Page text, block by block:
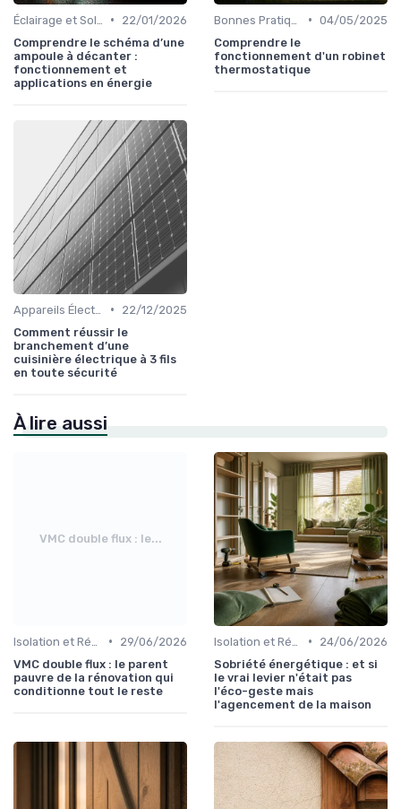
•
22/01/2026
Comprendre le schéma d’une
ampoule à décanter :
fonctionnement et
applications en énergie
• 04/05/2025
Comprendre le
fonctionnement d'un robinet
thermostatique
•
22/12/2025
Comment réussir le
branchement d’une
cuisinière électrique à 3 fils
en toute sécurité
À lire aussi
VMC double flux : le...
•
29/06/2026
VMC double flux : le parent
pauvre de la rénovation qui
conditionne tout le reste
•
24/06/2026
Sobriété énergétique : et si
le vrai levier n'était pas
l'éco-geste mais
l'agencement de la maison